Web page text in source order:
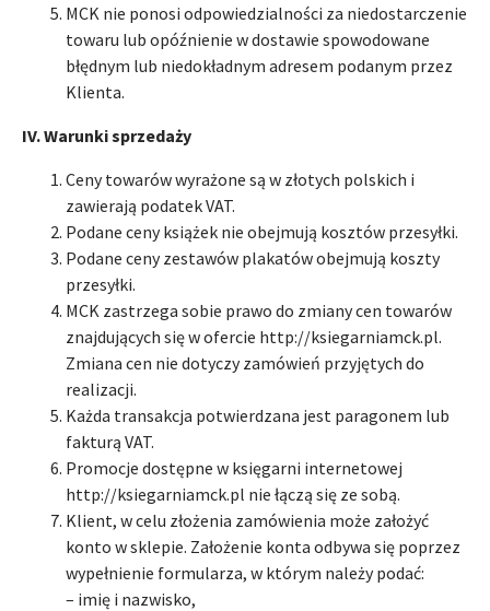
MCK nie ponosi odpowiedzialności za niedostarczenie
towaru lub opóźnienie w dostawie spowodowane
błędnym lub niedokładnym adresem podanym przez
Klienta.
IV. Warunki sprzedaży
Ceny towarów wyrażone są w złotych polskich i
zawierają podatek VAT.
Podane ceny książek nie obejmują kosztów przesyłki.
Podane ceny zestawów plakatów obejmują koszty
przesyłki.
MCK zastrzega sobie prawo do zmiany cen towarów
znajdujących się w ofercie http://ksiegarniamck.pl.
Zmiana cen nie dotyczy zamówień przyjętych do
realizacji.
Każda transakcja potwierdzana jest paragonem lub
fakturą VAT.
Promocje dostępne w księgarni internetowej
http://ksiegarniamck.pl nie łączą się ze sobą.
Klient, w celu złożenia zamówienia może założyć
konto w sklepie. Założenie konta odbywa się poprzez
wypełnienie formularza, w którym należy podać:
– imię i nazwisko,